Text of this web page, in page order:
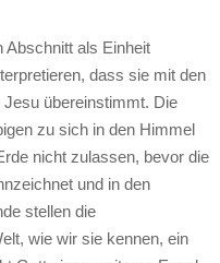
Abschnitt als Einheit
dass sie mit den
übereinstimmt. Die
zu sich in den Himmel
nicht zulassen, bevor die
und in den
stellen die
wie wir sie kennen, ein